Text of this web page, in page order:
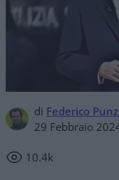
di Federico
29 Febbraio
10.4k